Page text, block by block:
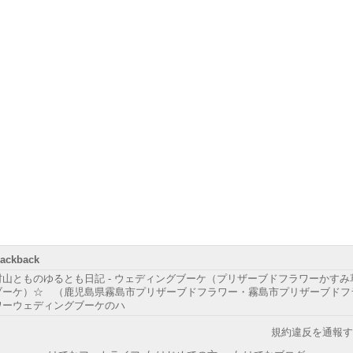
山とものゆるとも日記 - ウェディングブーケ（プリザーブドフラワーかすみ
ーケ）☆ （鹿児島県霧島市プリザーブドフラワー・霧島市プリザーブドフ
ーウェディングブーケのハ
規約違反を通報